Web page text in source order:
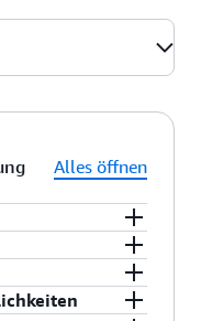
Alles öffnen
Flink
wieApache
AWS-SDK
Flink
Flink in Java,
ein Datenziel